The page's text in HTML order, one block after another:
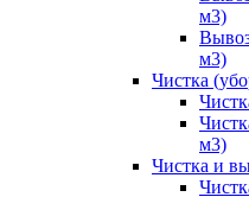
м3)
м3)
Чистка
м3)
Чистка и